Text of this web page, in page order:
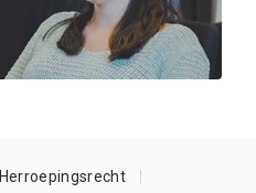
Herroepingsrecht